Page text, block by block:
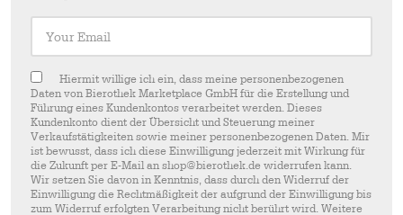
Hiermit willige ich ein, dass meine personenbezogenen
Daten von Bierothek Marketplace GmbH für die Erstellung und
Führung eines Kundenkontos verarbeitet werden. Dieses
Kundenkonto dient der Übersicht und Steuerung meiner
Verkaufstätigkeiten sowie meiner personenbezogenen Daten. Mir
ist bewusst, dass ich diese Einwilligung jederzeit mit Wirkung für
die Zukunft per E-Mail an shop@bierothek.de widerrufen kann.
Wir setzen Sie davon in Kenntnis, dass durch den Widerruf der
Einwilligung die Rechtmäßigkeit der aufgrund der Einwilligung bis
zum Widerruf erfolgten Verarbeitung nicht berührt wird. Weitere